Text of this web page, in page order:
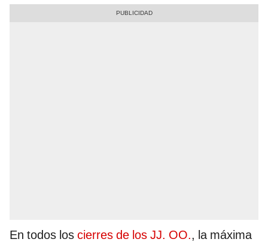
En todos los cierres de los JJ. OO., la máxima